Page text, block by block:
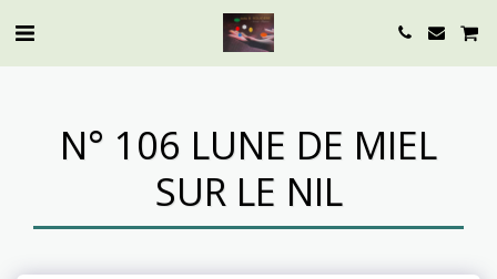
N° 106 LUNE DE MIEL
SUR LE NIL